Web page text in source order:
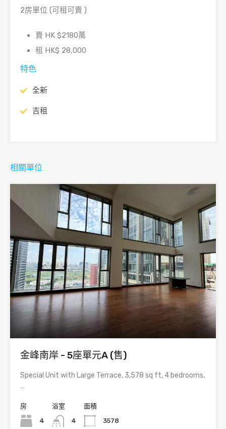
2房單位 (可租可賣 )
賣 HK $2180萬
租 HK$ 28,000
特色
全新
吉租
相關單位
金峰南岸 - 5座單元A (售)
Special Unit with Large Terrace, 3,578 sq ft, 4 bedrooms,
…
房
4
浴室
4
面積
3578